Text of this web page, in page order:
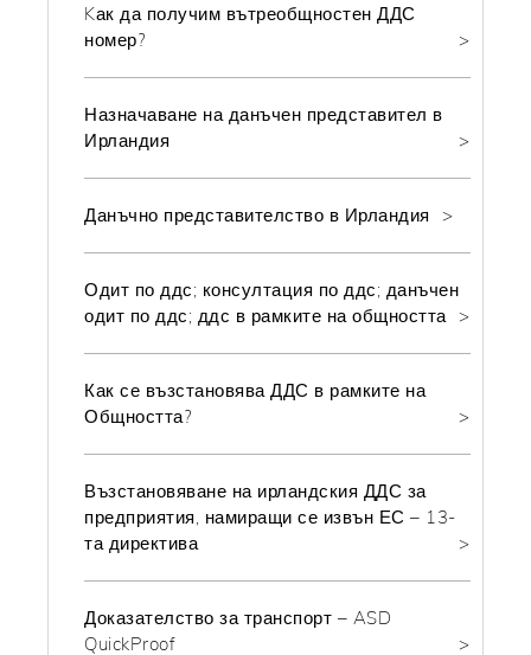
Kак да получим вътреобщностен ДДС
номер?
Назначаване на данъчен представител в
Ирландия
Данъчно представителство в Ирландия
Одит по ддс; консултация по ддс; данъчен
одит по ддс; ддс в рамките на общността
Как се възстановява ДДС в рамките на
Общността?
Възстановяване на ирландския ДДС за
предприятия, намиращи се извън ЕС – 13-
та директива
Доказателство за транспорт – ASD
QuickProof